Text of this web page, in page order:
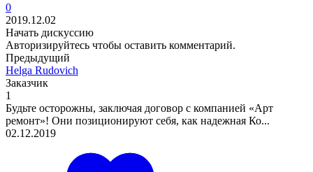
0
2019.12.02
Начать дискуссию
Авторизируйтесь чтобы оставить комментарий.
Предыдущий
Helga Rudovich
Заказчик
1
Будьте осторожны, заключая договор с компанией «Арт
ремонт»! Они позиционируют себя, как надежная Ко...
02.12.2019